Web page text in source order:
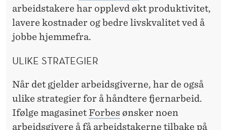
arbeidstakere har opplevd økt produktivitet,
lavere kostnader og bedre livskvalitet ved å
jobbe hjemmefra.
ULIKE STRATEGIER
Når det gjelder arbeidsgiverne, har de også
ulike strategier for å håndtere fjernarbeid.
Ifølge magasinetForbes ønsker noen
arbeidsgivere å få arbeidstakerne tilbake på